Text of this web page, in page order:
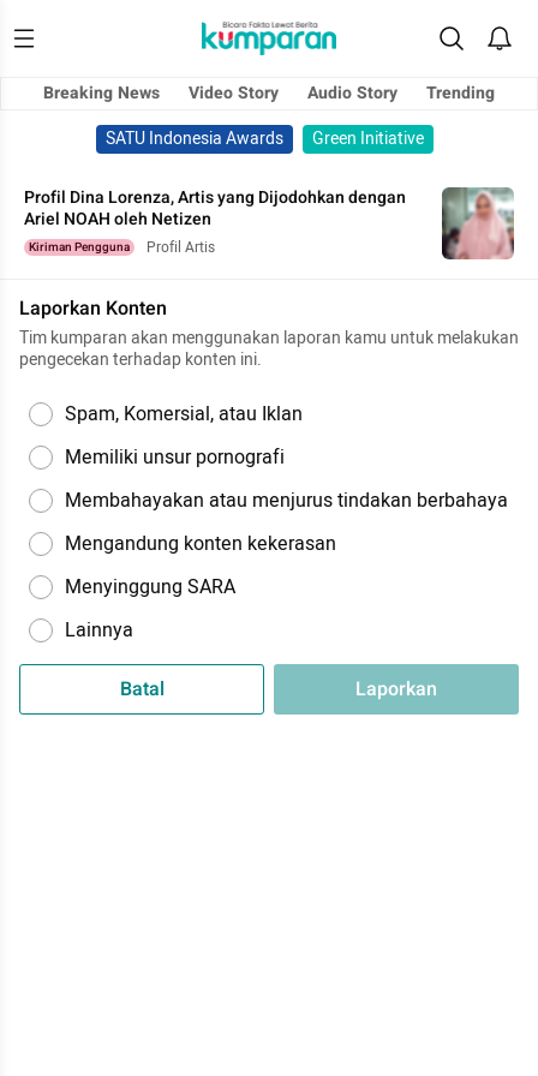
Breaking News Video Story Audio Story
Trending
SATU Indonesia Awards
Green Initiative
Profil Dina Lorenza, Artis yang Dijodohkan dengan
Ariel NOAH oleh Netizen
Kiriman Pengguna Profil Artis
Laporkan Konten
Tim kumparan akan menggunakan laporan kamu untuk melakukan
pengecekan terhadap konten ini.
Spam, Komersial, atau Iklan
Memiliki unsur pornografi
Membahayakan atau menjurus tindakan berbahaya
Mengandung konten kekerasan
Menyinggung SARA
Lainnya
Batal Laporkan